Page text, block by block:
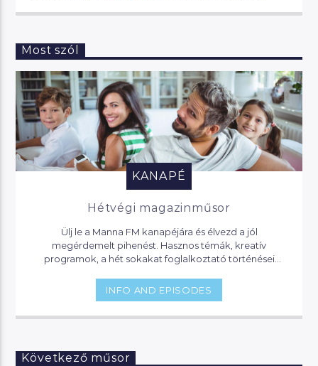
Most szól
KANAPÉ
Hétvégi magazinműsor
Ülj le a Manna FM kanapéjára és élvezd a jól
megérdemelt pihenést. Hasznos témák, kreatív
programok, a hét sokakat foglalkoztató történései
foglalsz nálunk.
INFO AND EPISODES
Következő műsor